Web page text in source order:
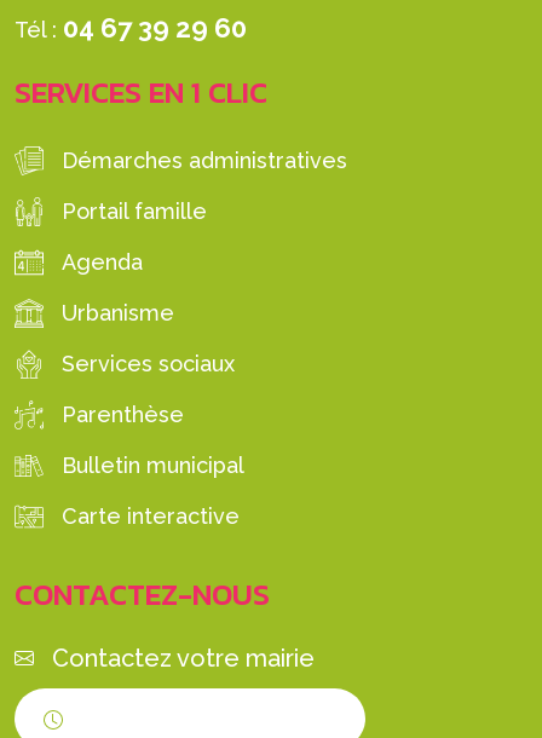
Tél : 04 67 39 29 60
SERVICES EN 1 CLIC
Démarches administratives
Portail famille
Agenda
Urbanisme
Services sociaux
Parenthèse
Bulletin municipal
Carte interactive
CONTACTEZ-NOUS
Contactez votre mairie